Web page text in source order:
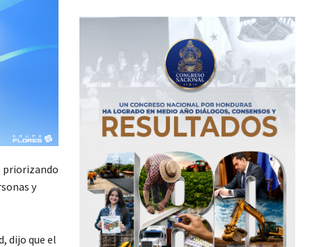
priorizando
y
dijo que el